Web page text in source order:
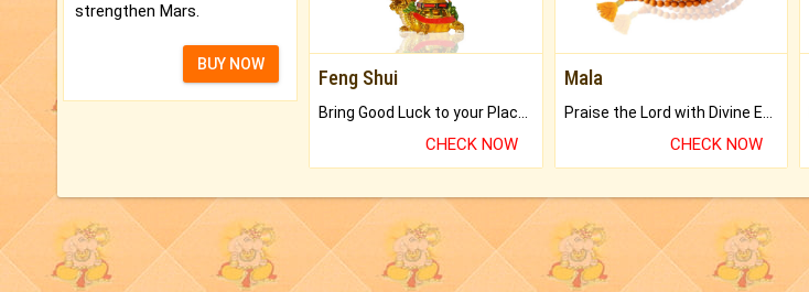
strengthen Mars.
BUY NOW
Feng Shui
CHECK NOW
Mala
CHECK NOW